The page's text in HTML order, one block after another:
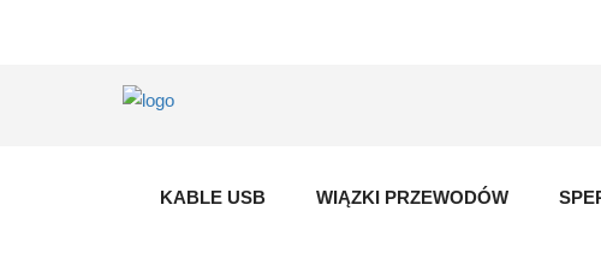
KABLE USB WIĄZKI PRZEWODÓW